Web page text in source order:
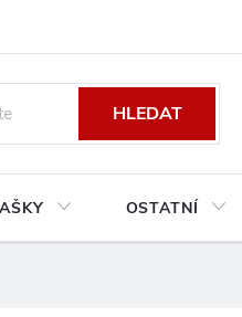
republiku
HLEDAT
OSTATNÍ